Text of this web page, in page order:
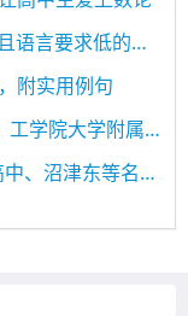
• 【日本留学Q&A】有没有比较“日系”且语言要求低的高中？
附实用例句
• 悬挂在校庭C位的荣耀——高阶苍大，工学院大学附属高中的标枪之星！
• 日本全国高校知识竞赛40强出炉 滩高中、沼津东等名校悉数在列